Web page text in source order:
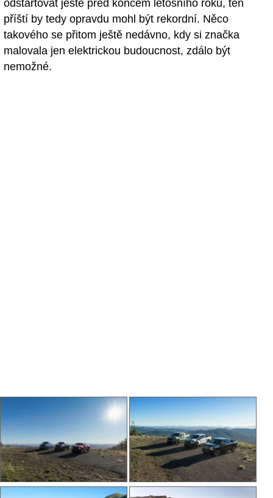
odstartovat ještě před koncem letošního roku, ten
příští by tedy opravdu mohl být rekordní. Něco
takového se přitom ještě nedávno, kdy si značka
malovala jen elektrickou budoucnost, zdálo být
nemožné.